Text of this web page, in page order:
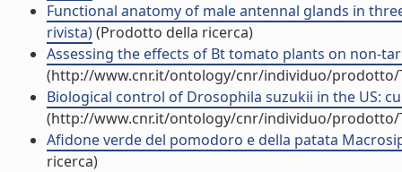
Functional anatomy of male antennal glands in
rivista)(Prodotto della ricerca)
Assessing the effects of Bt tomato plants on non-
(http://www.cnr.it/ontology/cnr/individuo/prodotto/
Biological control of Drosophila suzukii in the US:
(http://www.cnr.it/ontology/cnr/individuo/prodotto/
Afidone verde del pomodoro e della patata
ricerca)